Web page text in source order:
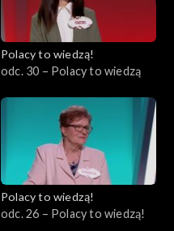
Polacy to wiedzą!
odc. 30 – Polacy to wiedzą
Polacy to wiedzą!
odc. 26 – Polacy to wiedzą!